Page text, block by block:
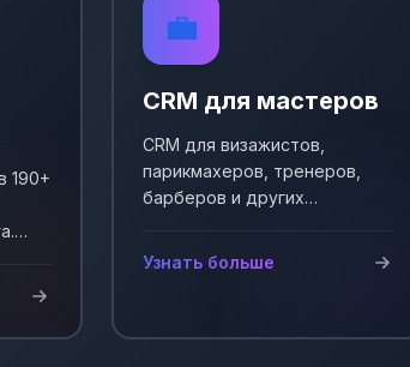
190+
💼
CRM для мастеров
CRM для визажистов,
парикмахеров, тренеров,
барберов и других
Узнать больше